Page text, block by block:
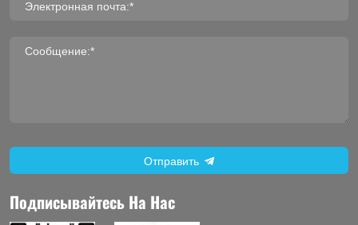
Электронная почта:*
Сообщение:*
Отправить
Подписывайтесь На Нас